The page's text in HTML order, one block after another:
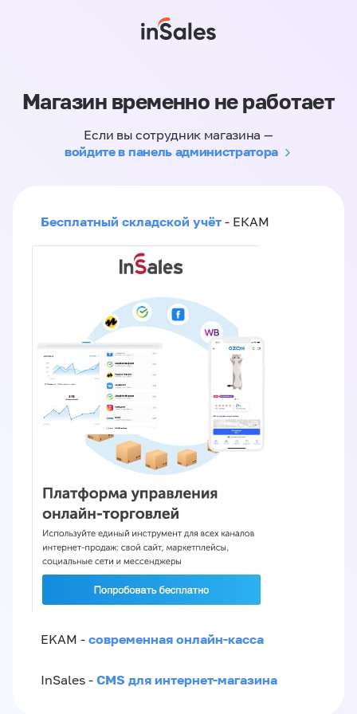
Магазин временно не работает
Если вы сотрудник магазина —
войдите в панель администратора
Бесплатный складской учёт - ЕКАМ
EKAM - современная онлайн-касса
InSales - CMS для интернет-магазина